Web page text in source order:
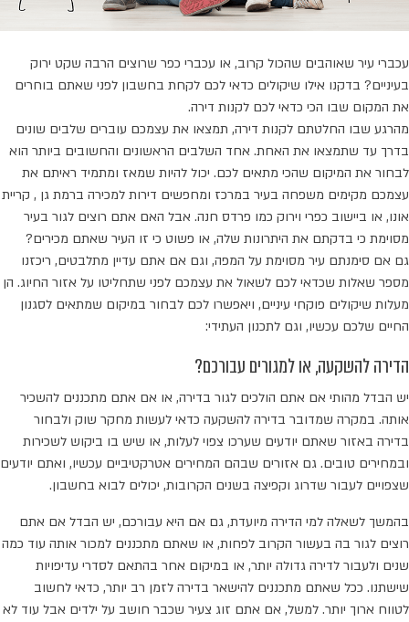
עכברי עיר שאוהבים שהכול קרוב, או עכברי כפר שרוצים הרבה שקט ירוק
בעיניים? בדקנו אילו שיקולים כדאי לכם לקחת בחשבון לפני שאתם בוחרים
את המקום שבו הכי כדאי לכם לקנות דירה.
מהרגע שבו החלטתם לקנות דירה, תמצאו את עצמכם עוברים שלבים שונים
בדרך עד שתמצאו את האחת. אחד השלבים הראשונים והחשובים ביותר הוא
לבחור את המיקום שהכי מתאים לכם. יכול להיות שמאז ומתמיד ראיתם את
עצמכם מקימים משפחה בעיר במרכז ומחפשים דירות למכירה ברמת גן , קריית
אונו, או ביישוב כפרי וירוק כמו פרדס חנה. אבל האם אתם רוצים לגור בעיר
מסוימת כי בדקתם את היתרונות שלה, או פשוט כי זו העיר שאתם מכירים?
גם אם סימנתם עיר מסוימת על המפה, וגם אם אתם עדיין מתלבטים, ריכזנו
מספר שאלות שכדאי לכם לשאול את עצמכם לפני שתחליטו על אזור החיוג. הן
מעלות שיקולים פוקחי עיניים, ויאפשרו לכם לבחור במיקום שמתאים לסגנון
החיים שלכם עכשיו, וגם לתכנון העתידי:
הדירה להשקעה, או למגורים עבורכם?
יש הבדל מהותי אם אתם הולכים לגור בדירה, או אם אתם מתכננים להשכיר
אותה. במקרה שמדובר בדירה להשקעה כדאי לעשות מחקר שוק ולבחור
בדירה באזור שאתם יודעים שערכו צפוי לעלות, או שיש בו ביקוש לשכירות
ובמחירים טובים. גם אזורים שבהם המחירים אטרקטיביים עכשיו, ואתם יודעים
שצפויים לעבור שדרוג וקפיצה בשנים הקרובות, יכולים לבוא בחשבון.
בהמשך לשאלה למי הדירה מיועדת, גם אם היא עבורכם, יש הבדל אם אתם
רוצים לגור בה בעשור הקרוב לפחות, או שאתם מתכננים למכור אותה עוד כמה
שנים ולעבור לדירה גדולה יותר, או במיקום אחר בהתאם לסדרי עדיפויות
שישתנו. ככל שאתם מתכננים להישאר בדירה לזמן רב יותר, כדאי לחשוב
לטווח ארוך יותר. למשל, אם אתם זוג צעיר שכבר חושב על ילדים אבל עוד לא